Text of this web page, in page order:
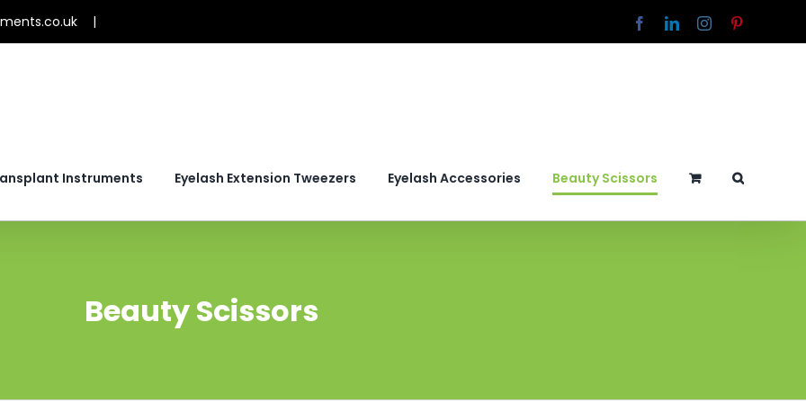
FacebookLinkedInInstagram
Instruments Eyelash Extension Tweezers Eyelash Accessories Beauty Scissors
Beauty Scissors